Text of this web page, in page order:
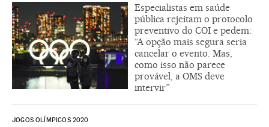
Especialistas em saúde
pública rejeitam o protocolo
preventivo do COI e pedem:
“A opção mais segura seria
cancelar o evento. Mas,
como isso não parece
provável, a OMS deve
intervir”
JOGOS OLÍMPICOS 2020